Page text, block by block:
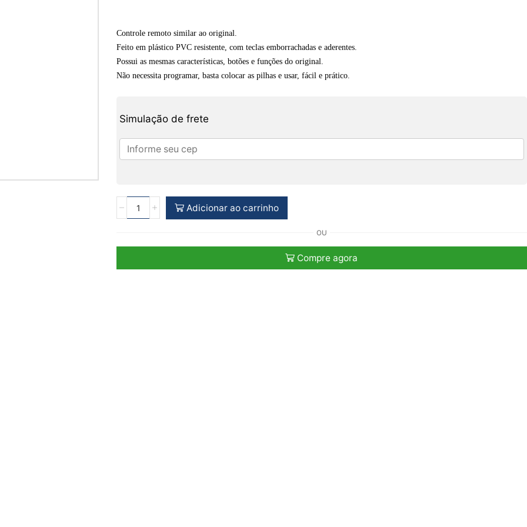
Controle remoto similar ao original.
Feito em plástico PVC resistente, com teclas emborrachadas e aderentes.
Possui as mesmas características, botões e funções do original.
Não necessita programar, basta colocar as pilhas e usar, fácil e prático.
Simulação de frete
Adicionar ao carrinho
OU
Compre agora